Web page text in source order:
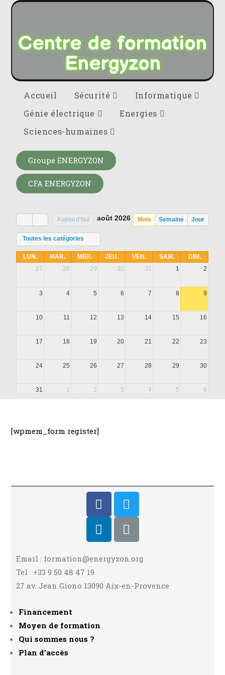
Centre de formation
Energyzon
Accueil Sécurité
Informatique
Génie électrique
Energies
Sciences-humaines
Groupe ENERGYZON
CFA ENERGYZON
Aujourd'hui Mois Semaine Jour
août 2026
Toutes les catégories
LUN. MAR. MER. JEU. VEN. SAM.
DIM.
27
28 29 30 31 1 2
3 4 5 6 7 8 9
10 11 12 13 14 15 16
17 18 19 20 21 22 23
24 25 26 27 28 29 30
31 1 2 3 4 5 6
[wpmem_form register]
Email : formation@energyzon.org
Tel : +33 9 50 48 47 19
27 av. Jean Giono 13090 Aix-en-Provence
Financement
Moyen de formation
Qui sommes nous ?
Plan d’accès